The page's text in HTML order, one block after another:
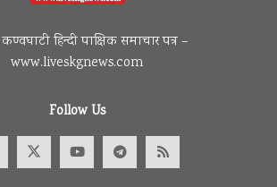
हिन्दी पाक्षिक समाचार पत्र –
www.liveskgnews.com
Follow Us